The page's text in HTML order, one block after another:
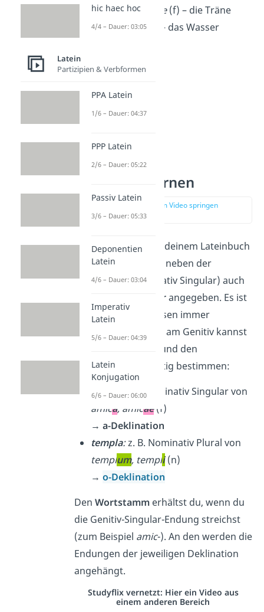
lacrima, lacrimae(f) – die Träne
aqua, aquae(f) – das Wasser
Genitiv mitlernen
zur Stelle im Video springen
(01:34)
Bei den Vokabeln in deinem Lateinbuch
ist zu jedem Nomen neben der
Grundform (Nominativ Singular) auch
Genitiv Singularangegeben. Es ist
wichtig, dass du diesen immer
mitlernst.
Denn erst am Genitiv kannst
und den
Wortstamm
eindeutig bestimmen:
amica:z. B. Nominativ Singular von
amica, amicae(f)
→ a-Deklination
templa:z. B. Nominativ Plural von
templum, templi(n)
→ o-Deklination
Den Wortstammerhältst du, wenn du
die Genitiv-Singular-Endung streichst
(zum Beispiel amic-). An den werden die
Endungen der jeweiligen Deklination
angehängt.
Studyflix vernetzt: Hier ein Video aus
einem anderen Bereich
hic haec hoc
4/4 – Dauer: 03:05
Latein
Partizipien & Verbformen
PPA Latein
1/6 – Dauer: 04:37
PPP Latein
2/6 – Dauer: 05:22
Passiv Latein
3/6 – Dauer: 05:33
Deponentien
Latein
4/6 – Dauer: 03:04
Imperativ
Latein
5/6 – Dauer: 04:39
Latein
Konjugation
6/6 – Dauer: 06:00